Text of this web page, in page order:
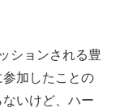
ションされる豊
加したことの
いけど、ハー